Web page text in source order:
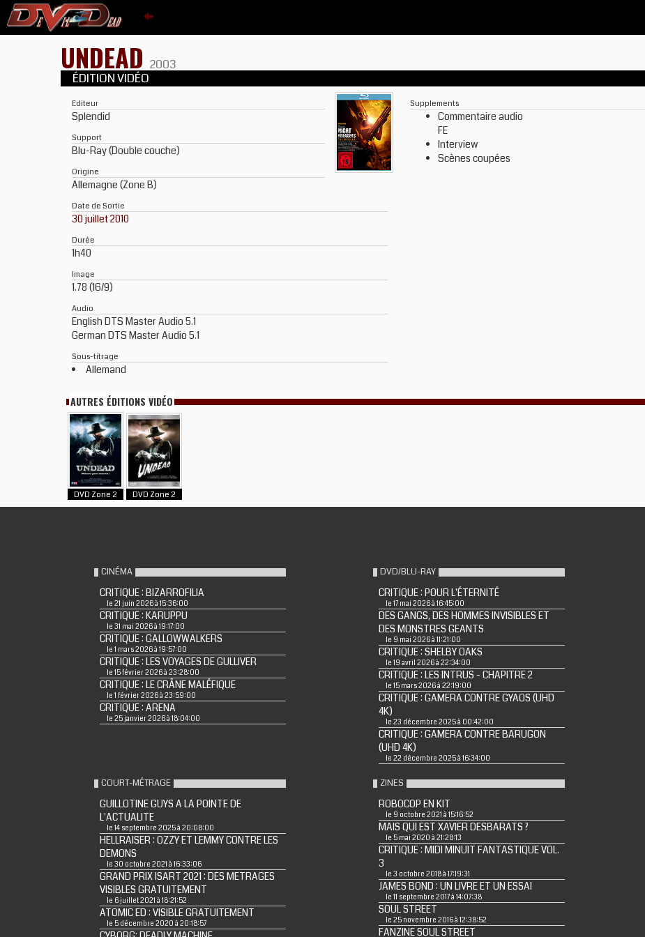
UNDEAD 2003
ÉDITION VIDÉO
Editeur
Splendid
Support
Blu-Ray (Double couche)
Origine
Allemagne (Zone B)
Date de Sortie
30 juillet 2010
Durée
1h40
Image
1.78 (16/9)
Audio
English DTS Master Audio 5.1
German DTS Master Audio 5.1
Sous-titrage
Allemand
Supplements
Commentaire audio
FE
Interview
Scènes coupées
AUTRES ÉDITIONS VIDÉO
DVD Zone 2 DVD Zone 2
CINÉMA
CRITIQUE : BIZARROFILIA
le 21 juin 2026 à 15:36:00
CRITIQUE : KARUPPU
le 31 mai 2026 à 19:17:00
CRITIQUE : GALLOWWALKERS
le 1 mars 2026 à 19:57:00
CRITIQUE : LES VOYAGES DE GULLIVER
le 15 février 2026 à 23:28:00
CRITIQUE : LE CRÂNE MALÉFIQUE
le 1 février 2026 à 23:59:00
CRITIQUE : ARENA
le 25 janvier 2026 à 18:04:00
DVD/BLU-RAY
CRITIQUE : POUR L'ÉTERNITÉ
le 17 mai 2026 à 16:45:00
DES GANGS, DES HOMMES INVISIBLES ET
DES MONSTRES GEANTS
le 9 mai 2026 à 11:21:00
CRITIQUE : SHELBY OAKS
le 19 avril 2026 à 22:34:00
CRITIQUE : LES INTRUS - CHAPITRE 2
le 15 mars 2026 à 22:19:00
CRITIQUE : GAMERA CONTRE GYAOS (UHD
4K)
le 23 décembre 2025 à 00:42:00
CRITIQUE : GAMERA CONTRE BARUGON
(UHD 4K)
le 22 décembre 2025 à 16:34:00
COURT-MÉTRAGE
GUILLOTINE GUYS A LA POINTE DE
L'ACTUALITE
le 14 septembre 2025 à 20:08:00
HELLRAISER : OZZY ET LEMMY CONTRE LES
DEMONS
le 30 octobre 2021 à 16:33:06
GRAND PRIX ISART 2021 : DES METRAGES
VISIBLES GRATUITEMENT
le 6 juillet 2021 à 18:21:52
ATOMIC ED : VISIBLE GRATUITEMENT
le 5 décembre 2020 à 20:18:57
ZINES
ROBOCOP EN KIT
le 9 octobre 2021 à 15:16:52
MAIS QUI EST XAVIER DESBARATS ?
le 5 mai 2020 à 21:28:13
CRITIQUE : MIDI MINUIT FANTASTIQUE VOL.
3
le 3 octobre 2018 à 17:19:31
JAMES BOND : UN LIVRE ET UN ESSAI
le 11 septembre 2017 à 14:07:38
SOUL STREET
le 25 novembre 2016 à 12:38:52
FANZINE SOUL STREET